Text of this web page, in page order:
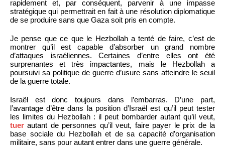
rapidement et, par conséquent, parvenir à une impasse
stratégique qui permettrait en fait à une résolution diplomatique
de se produire sans que Gaza soit pris en compte.
Je pense que ce que le Hezbollah a tenté de faire, c’est de
montrer qu’il est capable d’absorber un grand nombre
d’attaques israéliennes. Certaines d’entre elles ont été
surprenantes et très impactantes, mais le Hezbollah a
poursuivi sa politique de guerre d’usure sans atteindre le seuil
de la guerre totale.
Israël est donc toujours dans l’embarras. D’une part,
l’avantage d’être dans la position d’Israël est qu’il peut tester
les limites du Hezbollah : il peut bombarder autant qu’il veut,
tuer autant de personnes qu’il veut, faire payer le prix de la
base sociale du Hezbollah et de sa capacité d’organisation
militaire, sans pour autant entrer dans une guerre générale.